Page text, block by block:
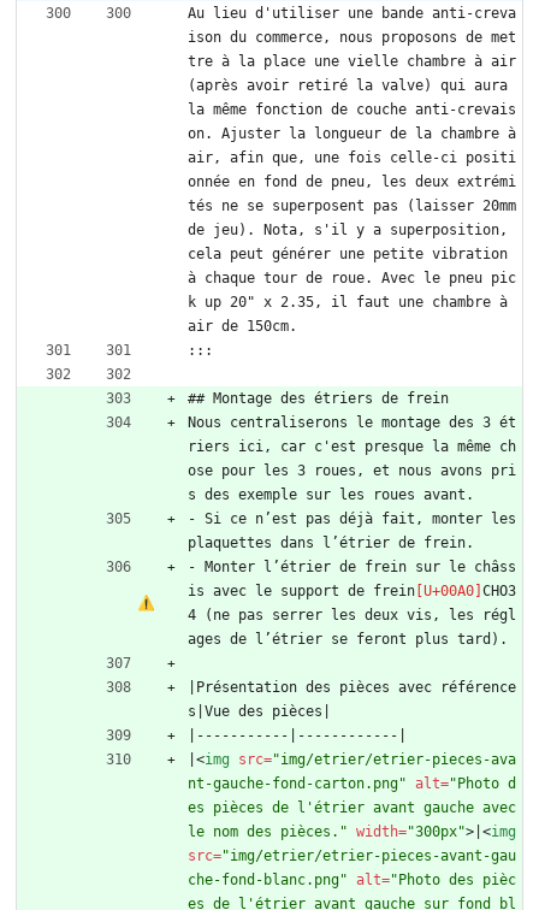
Au lieu d'utiliser une bande anti-creva
ison du commerce, nous proposons de met
tre à la place une vielle chambre à air
(après avoir retiré la valve) qui aura
la même fonction de couche anti-crevais
on. Ajuster la longueur de la chambre à
air, afin que, une fois celle-ci positi
onnée en fond de pneu, les deux extrémi
tés ne se superposent pas (laisser 20mm
de jeu). Nota, s'il y a superposition,
cela peut générer une petite vibration
à chaque tour de roue. Avec le pneu pic
k up 20" x 2.35, il faut une chambre à
air de 150cm.
:::
## Montage des étriers de frein
Nous centraliserons le montage des 3 ét
riers ici, car c'est presque la même ch
ose pour les 3 roues, et nous avons pri
s des exemple sur les roues avant.
- Si ce n’est pas déjà fait, monter les
plaquettes dans l’étrier de frein.
- Monter l’étrier de frein sur le châss
is avec le support de frein
CHO3
4 (ne pas serrer les deux vis, les régl
ages de l’étrier se feront plus tard).
|Présentation des pièces avec référence
s|Vue des pièces|
|-----------|------------|
<img src="img/etrier/etrier-pieces-ava
nt-gauche-fond-carton.png" alt="Photo d
es pièces de l'étrier avant gauche avec
le nom des pièces." width="300px"> <img
src="img/etrier/etrier-pieces-avant-gau
che-fond-blanc.png" alt="Photo des pièc
es de l'étrier avant gauche sur fond bl